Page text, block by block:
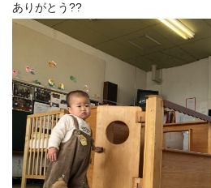
ありがとう??